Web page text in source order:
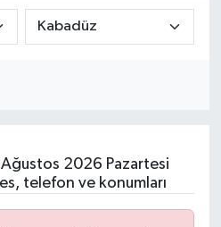
Ağustos 2026 Pazartesi
telefon ve konumları